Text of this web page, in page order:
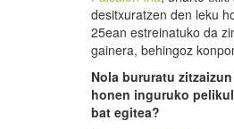
desitxuratzen den leku
25ean estreinatuko da
gainera, behingoz
Nola bururatu
honen inguruko
bat egitea?